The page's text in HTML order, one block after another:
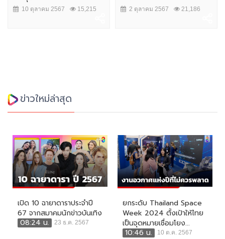
10 ตุลาคม 2567 15,215 2 ตุลาคม 2567 21,186
ข่าวใหม่ล่าสุด
เปิด 10 ฉายาดาราประจำปี
67 จากสมาคมนักข่าวบันเทิง
08:24 น.
23 ธ.ค. 2567
ยกระดับ Thailand Space
Week 2024 ตั้งเป้าให้ไทย
เป็นจุดหมายเชื่อมโยง...
10:46 น.
10 ต.ค. 2567